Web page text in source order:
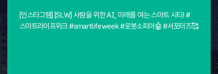
[인스타그램] [SLW] 사람을 위한 AI, 미래를 여는 스마트 시티! #
스마트라이프위크 #smartlifeweek #로봇소피아🤖 #서포터즈🥰